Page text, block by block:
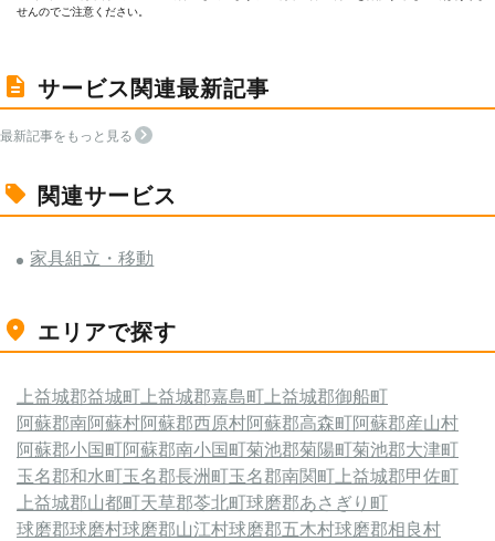
せんのでご注意ください。
サービス関連最新記事
最新記事をもっと見る
関連サービス
家具組立・移動
エリアで探す
上益城郡益城町 上益城郡嘉島町 上益城郡御船町
阿蘇郡南阿蘇村阿蘇郡西原村阿蘇郡高森町阿蘇郡産山村
阿蘇郡小国町阿蘇郡南小国町菊池郡菊陽町菊池郡大津町
玉名郡和水町玉名郡長洲町玉名郡南関町 上益城郡甲佐町
上益城郡山都町天草郡苓北町球磨郡あさぎり町
球磨郡球磨村球磨郡山江村球磨郡五木村球磨郡相良村